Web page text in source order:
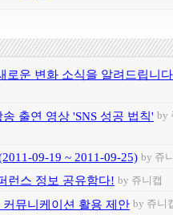
로운 변화 소식을 알려드립니
출연 영상 'SNS 성공 법칙' by
09-19 ~ 2011-09-25) by 쥬
런스 정보 공유함다! by 쥬니캡
뮤니케이션 활용 제안 by 쥬니